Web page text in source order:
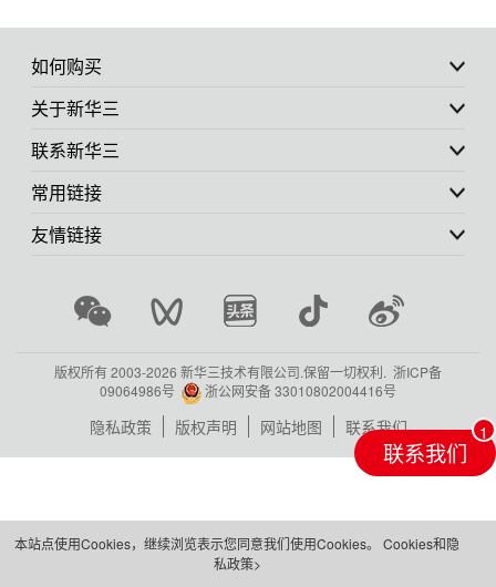
如何购买
关于新华三
联系新华三
常用链接
友情链接
版权所有 2003-2026 新华三技术有限公司.保留一切权利. 浙ICP备
09064986号
浙公网安备 33010802004416号
隐私政策 版权声明 网站地图 联系我们
联系我们
本站点使用Cookies，继续浏览表示您同意我们使用Cookies。 Cookies和隐
私政策>